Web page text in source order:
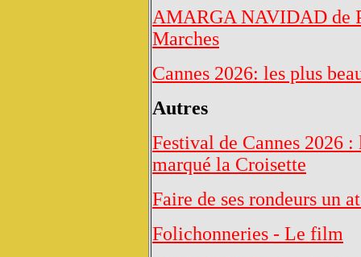
AMARGA NAVIDAD de
Marches
Cannes 2026: les plus
Autres
Festival de Cannes 2026
marqué la Croisette
Faire de ses rondeurs un
Folichonneries - Le film